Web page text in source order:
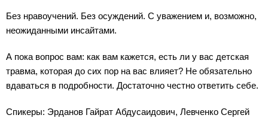
Без нравоучений. Без осуждений. С уважением и, возможно,
неожиданными инсайтами.
А пока вопрос вам: как вам кажется, есть ли у вас детская
травма, которая до сих пор на вас влияет? Не обязательно
вдаваться в подробности. Достаточно честно ответить себе.
Спикеры: Эрданов Гайрат Абдусаидович, Левченко Сергей